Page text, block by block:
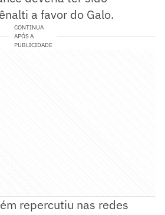
a favor do Galo.
CONTINUA
APÓS A
PUBLICIDADE
repercutiu nas redes